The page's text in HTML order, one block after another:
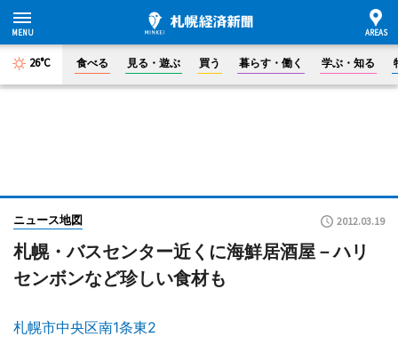
26°C 食べる 見る・遊ぶ 買う 暮らす・働く 学ぶ・知る
ニュース地図 2012.03.19
札幌・バスセンター近くに海鮮居酒屋－ハリ
センボンなど珍しい食材も
札幌市中央区南1条東2